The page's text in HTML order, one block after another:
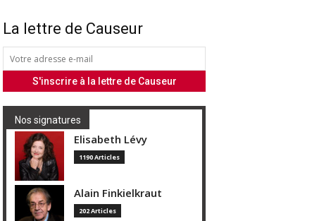
La lettre de Causeur
Nos signatures
Elisabeth Lévy
1190 Articles
Alain Finkielkraut
202 Articles